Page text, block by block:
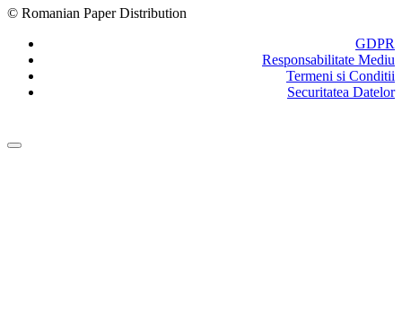
© Romanian Paper Distribution
GDPR
Responsabilitate Mediu
Termeni si Conditii
Securitatea Datelor